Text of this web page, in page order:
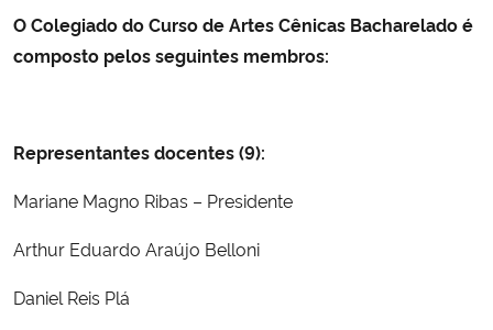
Ministério da Educação
Ministério da Saúde
O Colegiado do Curso de Artes Cênicas Bachareladoé
composto pelos seguintes membros:
Representantes docentes (9):
Mariane Magno Ribas – Presidente
Arthur Eduardo Araújo Belloni
Daniel Reis Plá